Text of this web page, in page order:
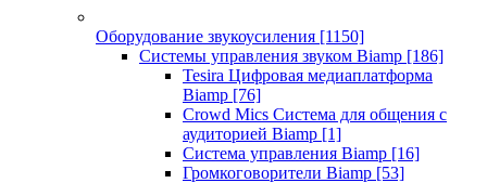
Оборудование звукоусиления [1150]
Системы управления звуком Biamp [186]
Tesira Цифровая медиаплатформа
Biamp [76]
Crowd Mics Система для общения с
аудиторией Biamp [1]
Система управления Biamp [16]
Громкоговорители Biamp [53]